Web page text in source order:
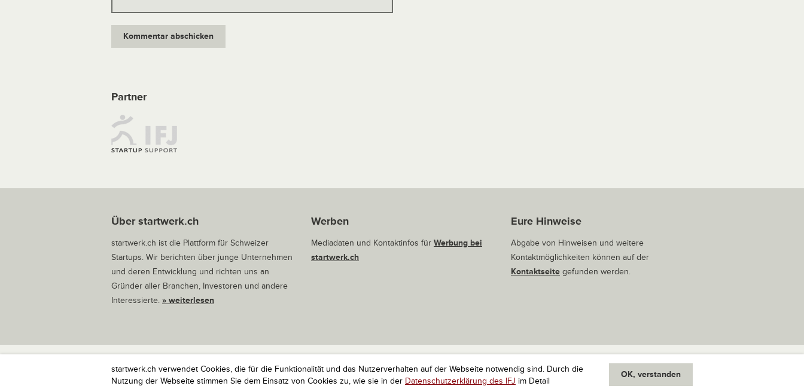
startwerk.ch verwendet Cookies, die für die Funktionalität und das Nutzerverhalten auf der Webseite notwendig sind. Durch die
Nutzung der Webseite stimmen Sie dem Einsatz von Cookies zu, wie sie in der Datenschutzerklärung des IFJ im Detail
OK, verstanden
Partner
Über startwerk.ch
startwerk.ch ist die Plattform für Schweizer
Startups. Wir berichten über junge Unternehmen
und deren Entwicklung und richten uns an
Gründer aller Branchen, Investoren und andere
Interessierte. » weiterlesen
Werben
Mediadaten und Kontaktinfos für Werbung bei
startwerk.ch
Eure Hinweise
Abgabe von Hinweisen und weitere
Kontaktmöglichkeiten können auf der
Kontaktseitegefunden werden.
startwerk.ch ist die Plattform für Schweizer Startups. Alle Rechte vorbehalten. Impressum Kontakt nach oben